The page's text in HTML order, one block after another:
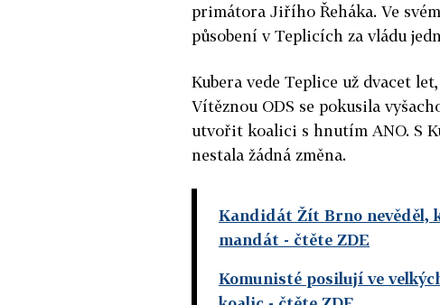
primátora Jiřího Řeháka. Ve
působení v Teplicích za vládu
Kubera vede Teplice už dvacet
Vítěznou ODS se pokusila
utvořit koalici s hnutím ANO. S
nestala žádná změna.
Kandidát Žít Brno nevěděl,
mandát - čtěte ZDE
Komunisté posilují ve